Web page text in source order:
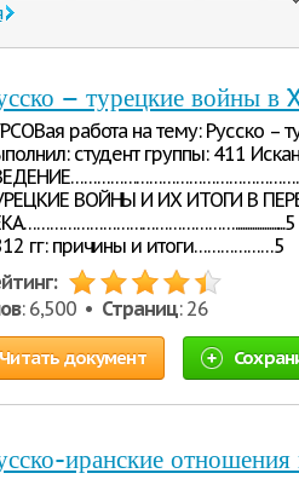
– турецкие войны в
работа на тему: Русско –
студент группы: 411
ВОЙНЫ И ИХ ИТОГИ В
гг: причины и итоги………………5
: 6,500 • Страниц: 26
Читать документ
иранские отношения